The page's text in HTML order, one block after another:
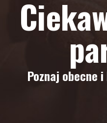
Poznaj obecne